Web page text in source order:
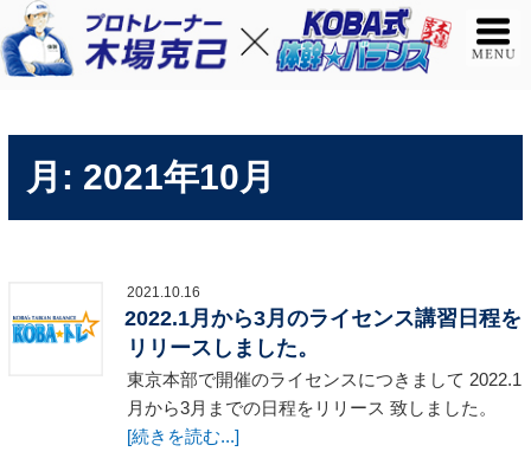
月: 2021年10月
2021.10.16
2022.1月から3月のライセンス講習日程を
リリースしました。
東京本部で開催のライセンスにつきまして 2022.1
月から3月までの日程をリリース 致しました。
[続きを読む...]